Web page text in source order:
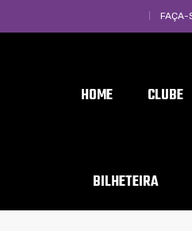
FAÇA-
HOME CLUBE
BILHETEIRA